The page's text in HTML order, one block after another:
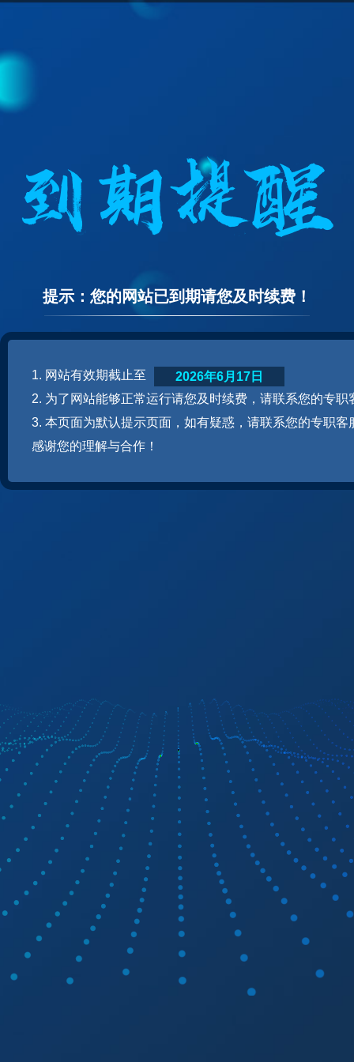
提示：您的网站已到期请您及时续费！
1. 网站有效期截止至
2. 为了网站能够正常运行请您及时续费，请联系您的专职
3. 本页面为默认提示页面，如有疑惑，请联系您的专职客
感谢您的理解与合作！
2026年6月17日